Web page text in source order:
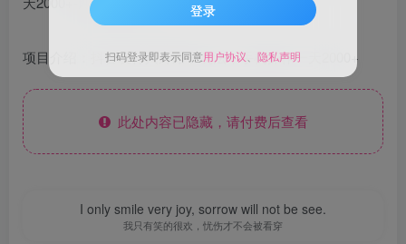
项目介绍：抖音发行人野路子玩法，手机操作一天2000+
此处内容已隐藏，请付费后查看
better late than never.
只要开始，虽晚不迟
登录
扫码登录即表示同意用户协议 隐私声明